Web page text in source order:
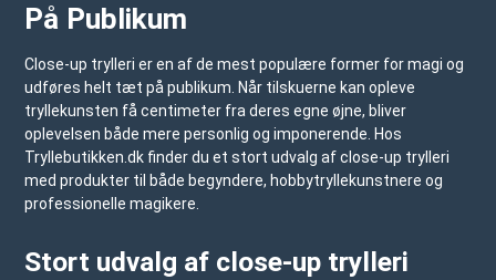
På Publikum
Close-up trylleri er en af de mest populære former for magi og
udføres helt tæt på publikum. Når tilskuerne kan opleve
tryllekunsten få centimeter fra deres egne øjne, bliver
oplevelsen både mere personlig og imponerende. Hos
Tryllebutikken.dk finder du et stort udvalg af close-up trylleri
med produkter til både begyndere, hobbytryllekunstnere og
professionelle magikere.
Stort udvalg af close-up trylleri